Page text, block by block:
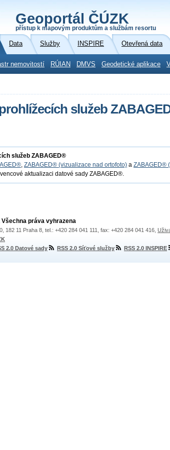
Geoportál ČÚZK
přístup k mapovým produktům a službám resortu
Data Služby INSPIRE Otevřená data
nemovitostí RÚIAN DMVS Geodetické aplikace
služeb
služeb ZABAGED®
, ZABAGED® (vizualizace nad ortofoto) a ZABAGED®
aktualizaci datové sady ZABAGED®.
práva vyhrazena
182 11 Praha 8, tel.: +420 284 041 111, fax: +420 284 041 416,
2.0 Datové sady RSS 2.0 Síťové služby RSS 2.0 INSPIRE